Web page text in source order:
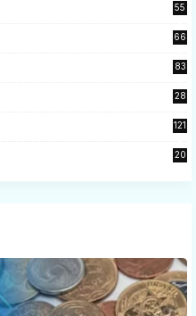
55
66
83
28
121
20